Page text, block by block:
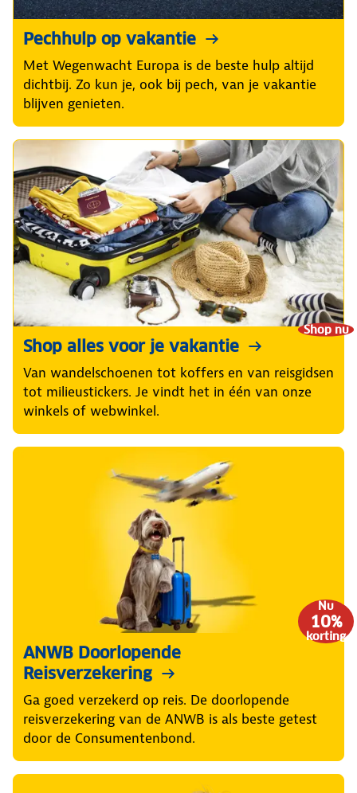
Pechhulp op vakantie
Met Wegenwacht Europa is de beste hulp altijd
dichtbij. Zo kun je, ook bij pech, van je vakantie
blijven genieten.
Shop nu
Shop alles voor je vakantie
Van wandelschoenen tot koffers en van reisgidsen
tot milieustickers. Je vindt het in één van onze
winkels of webwinkel.
Nu
10%
korting
ANWB Doorlopende
Reisverzekering
Ga goed verzekerd op reis. De doorlopende
reisverzekering van de ANWB is als beste getest
door de Consumentenbond.